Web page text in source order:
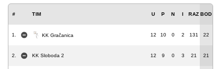
# TIM U P N I RAZ BOD
1. KK Gračanica 12 10 0 2 131 22
2. KK Sloboda 2 12 9 0 3 21 21